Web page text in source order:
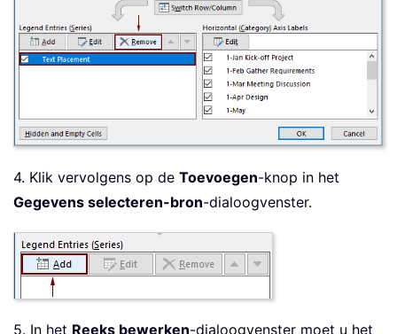
4. Klik vervolgens op de Toevoegen-knop in het
Gegevens selecteren-bron-dialoogvenster.
5. In het Reeks bewerken-dialoogvenster moet u het